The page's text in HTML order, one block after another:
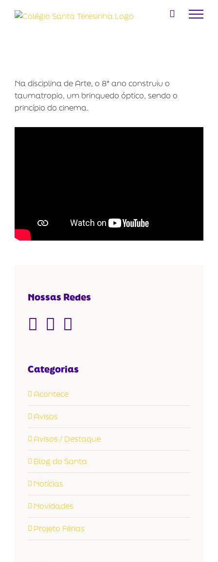
para
Na disciplina de Arte, o 8° ano construiu o
taumatropio, um brinquedo óptico, sendo o
princípio do cinema.
Nossas Redes
Categorias
Acontece
Avisos
Avisos / Destaque
Blog do Santa
Notícias
Novidades
Projeto Férias